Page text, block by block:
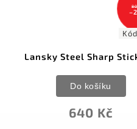
DMT Ski and
428 Kč
Do košíku